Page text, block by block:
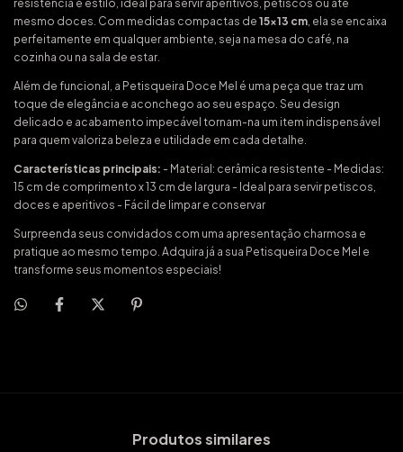
resistência e estilo, ideal para servir aperitivos, petiscos ou até
mesmo doces. Com medidas compactas de 15x13 cm, ela se encaixa
perfeitamente em qualquer ambiente, seja na mesa do café, na
cozinha ou na sala de estar.
Além de funcional, a Petisqueira Doce Mel é uma peça que traz um
toque de elegância e aconchego ao seu espaço. Seu design
delicado e acabamento impecável tornam-na um item indispensável
para quem valoriza beleza e utilidade em cada detalhe.
Características principais: - Material: cerâmica resistente - Medidas:
15 cm de comprimento x 13 cm de largura - Ideal para servir petiscos,
doces e aperitivos - Fácil de limpar e conservar
Surpreenda seus convidados com uma apresentação charmosa e
pratique ao mesmo tempo. Adquira já a sua Petisqueira Doce Mel e
transforme seus momentos especiais!
Produtos similares